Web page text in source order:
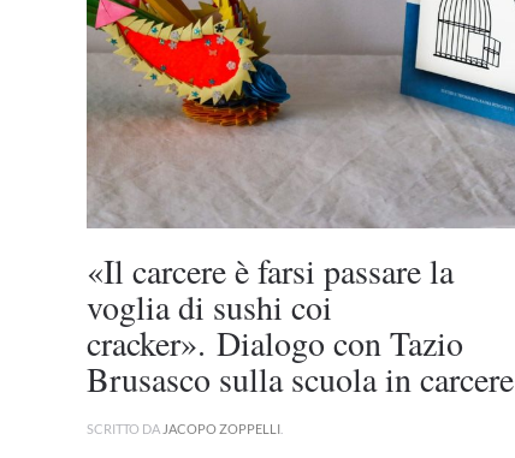
«Il carcere è farsi passare la
voglia di sushi coi
cracker». Dialogo con Tazio
Brusasco sulla scuola in carcere
SCRITTO DA JACOPO ZOPPELLI